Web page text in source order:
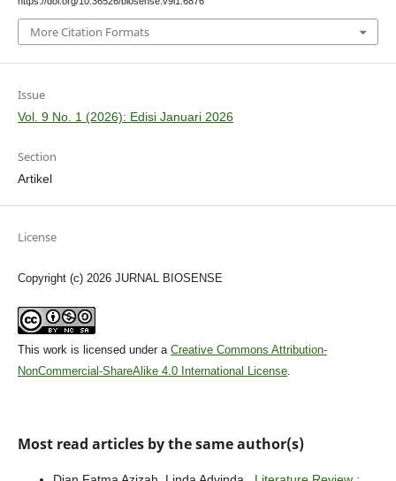
More Citation Formats
Issue
Vol. 9 No. 1 (2026): Edisi Januari 2026
Section
Artikel
License
Copyright (c) 2026 JURNAL BIOSENSE
This work is licensed under a Creative Commons Attribution-
NonCommercial-ShareAlike 4.0 International License.
Most read articles by the same author(s)